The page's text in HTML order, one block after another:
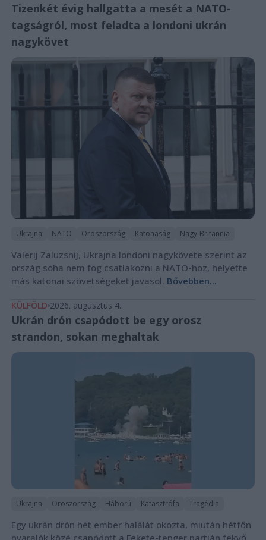
Tizenkét évig hallgatta a mesét a NATO-
tagságról, most feladta a londoni ukrán
nagykövet
Ukrajna NATO Oroszország Katonaság Nagy-Britannia
Valerij Zaluzsnij, Ukrajna londoni nagykövete szerint az
ország soha nem fog csatlakozni a NATO-hoz, helyette
más katonai szövetségeket javasol. Bővebben...
KÜLFÖLD 2026. augusztus 4.
Ukrán drón csapódott be egy orosz
strandon, sokan meghaltak
Ukrajna Oroszország Háború Katasztrófa Tragédia
Egy ukrán drón hét ember halálát okozta, miután hétfőn